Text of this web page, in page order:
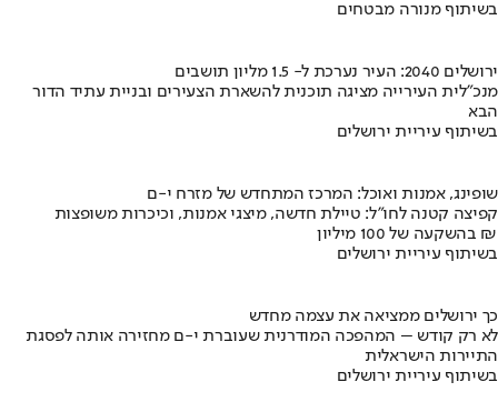
בשיתוף מנורה מבטחים
ירושלים 2040: העיר נערכת ל- 1.5 מליון תושבים
מנכ"לית העירייה מציגה תוכנית להשארת הצעירים ובניית עתיד הדור
הבא
בשיתוף עיריית ירושלים
שופינג, אמנות ואוכל: המרכז המתחדש של מזרח י-ם
קפיצה קטנה לחו"ל: טיילת חדשה, מיצגי אמנות, וכיכרות משופצות
בהשקעה של 100 מיליון ₪
בשיתוף עיריית ירושלים
כך ירושלים ממציאה את עצמה מחדש
לא רק קודש – המהפכה המודרנית שעוברת י-ם מחזירה אותה לפסגת
התיירות הישראלית
בשיתוף עיריית ירושלים